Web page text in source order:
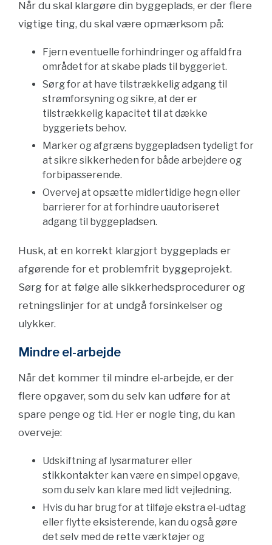
Når du skal klargøre din byggeplads, er der flere
vigtige ting, du skal være opmærksom på:
Fjern eventuelle forhindringer og affald fra
området for at skabe plads til byggeriet.
Sørg for at have tilstrækkelig adgang til
strømforsyning og sikre, at der er
tilstrækkelig kapacitet til at dække
byggeriets behov.
Marker og afgræns byggepladsen tydeligt for
at sikre sikkerheden for både arbejdere og
forbipasserende.
Overvej at opsætte midlertidige hegn eller
barrierer for at forhindre uautoriseret
adgang til byggepladsen.
Husk, at en korrekt klargjort byggeplads er
afgørende for et problemfrit byggeprojekt.
Sørg for at følge alle sikkerhedsprocedurer og
retningslinjer for at undgå forsinkelser og
ulykker.
Mindre el-arbejde
Når det kommer til mindre el-arbejde, er der
flere opgaver, som du selv kan udføre for at
spare penge og tid. Her er nogle ting, du kan
overveje:
Udskiftning af lysarmaturer eller
stikkontakter kan være en simpel opgave,
som du selv kan klare med lidt vejledning.
Hvis du har brug for at tilføje ekstra el-udtag
eller flytte eksisterende, kan du også gøre
det selv med de rette værktøjer og